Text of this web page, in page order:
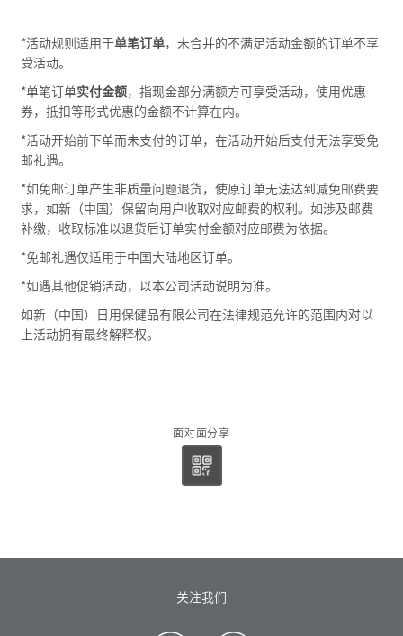
*活动规则适用于单笔订单，未合并的不满足活动金额的订单不享
受活动。
*单笔订单实付金额，指现金部分满额方可享受活动，使用优惠
券，抵扣等形式优惠的金额不计算在内。
*活动开始前下单而未支付的订单，在活动开始后支付无法享受免
邮礼遇。
*如免邮订单产生非质量问题退货，使原订单无法达到减免邮费要
求，如新（中国）保留向用户收取对应邮费的权利。如涉及邮费
补缴，收取标准以退货后订单实付金额对应邮费为依据。
*免邮礼遇仅适用于中国大陆地区订单。
*如遇其他促销活动，以本公司活动说明为准。
如新（中国）日用保健品有限公司在法律规范允许的范围内对以
上活动拥有最终解释权。
面对面分享
关注我们